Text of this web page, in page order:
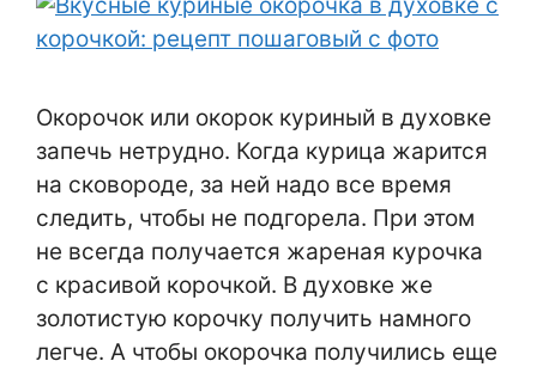
Окорочок или окорок куриный в духовке
запечь нетрудно. Когда курица жарится
на сковороде, за ней надо все время
следить, чтобы не подгорела. При этом
не всегда получается жареная курочка
с красивой корочкой. В духовке же
золотистую корочку получить намного
легче. А чтобы окорочка получились еще